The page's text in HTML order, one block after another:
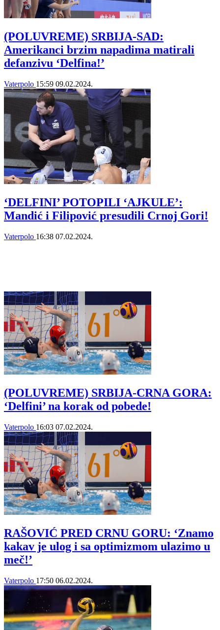
(POLUVREME) SRBIJA-SAD:
Amerikanci brzim napadima matirali
defanzivu ‘Delfina!’
Vaterpolo 15:59 09.02.2024.
‘DELFINI’ POTOPILI ‘AJKULE’:
Mandić i Filipović presudili Crnoj Gori!
Vaterpolo 16:38 07.02.2024.
(POLUVREME) SRBIJA-CRNA GORA:
‘Delfini’ na korak od pobede!
Vaterpolo 16:03 07.02.2024.
RAŠOVIĆ PRED CRNU GORU: ‘Znamo
kakav je ulog i sa optimizmom ulazimo u
meč!’
Vaterpolo 17:50 06.02.2024.